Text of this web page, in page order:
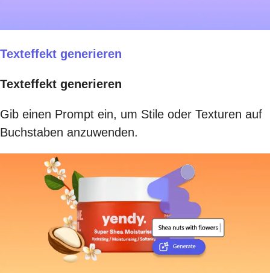
Texteffekt generieren
Texteffekt generieren
Gib einen Prompt ein, um Stile oder Texturen auf
Buchstaben anzuwenden.